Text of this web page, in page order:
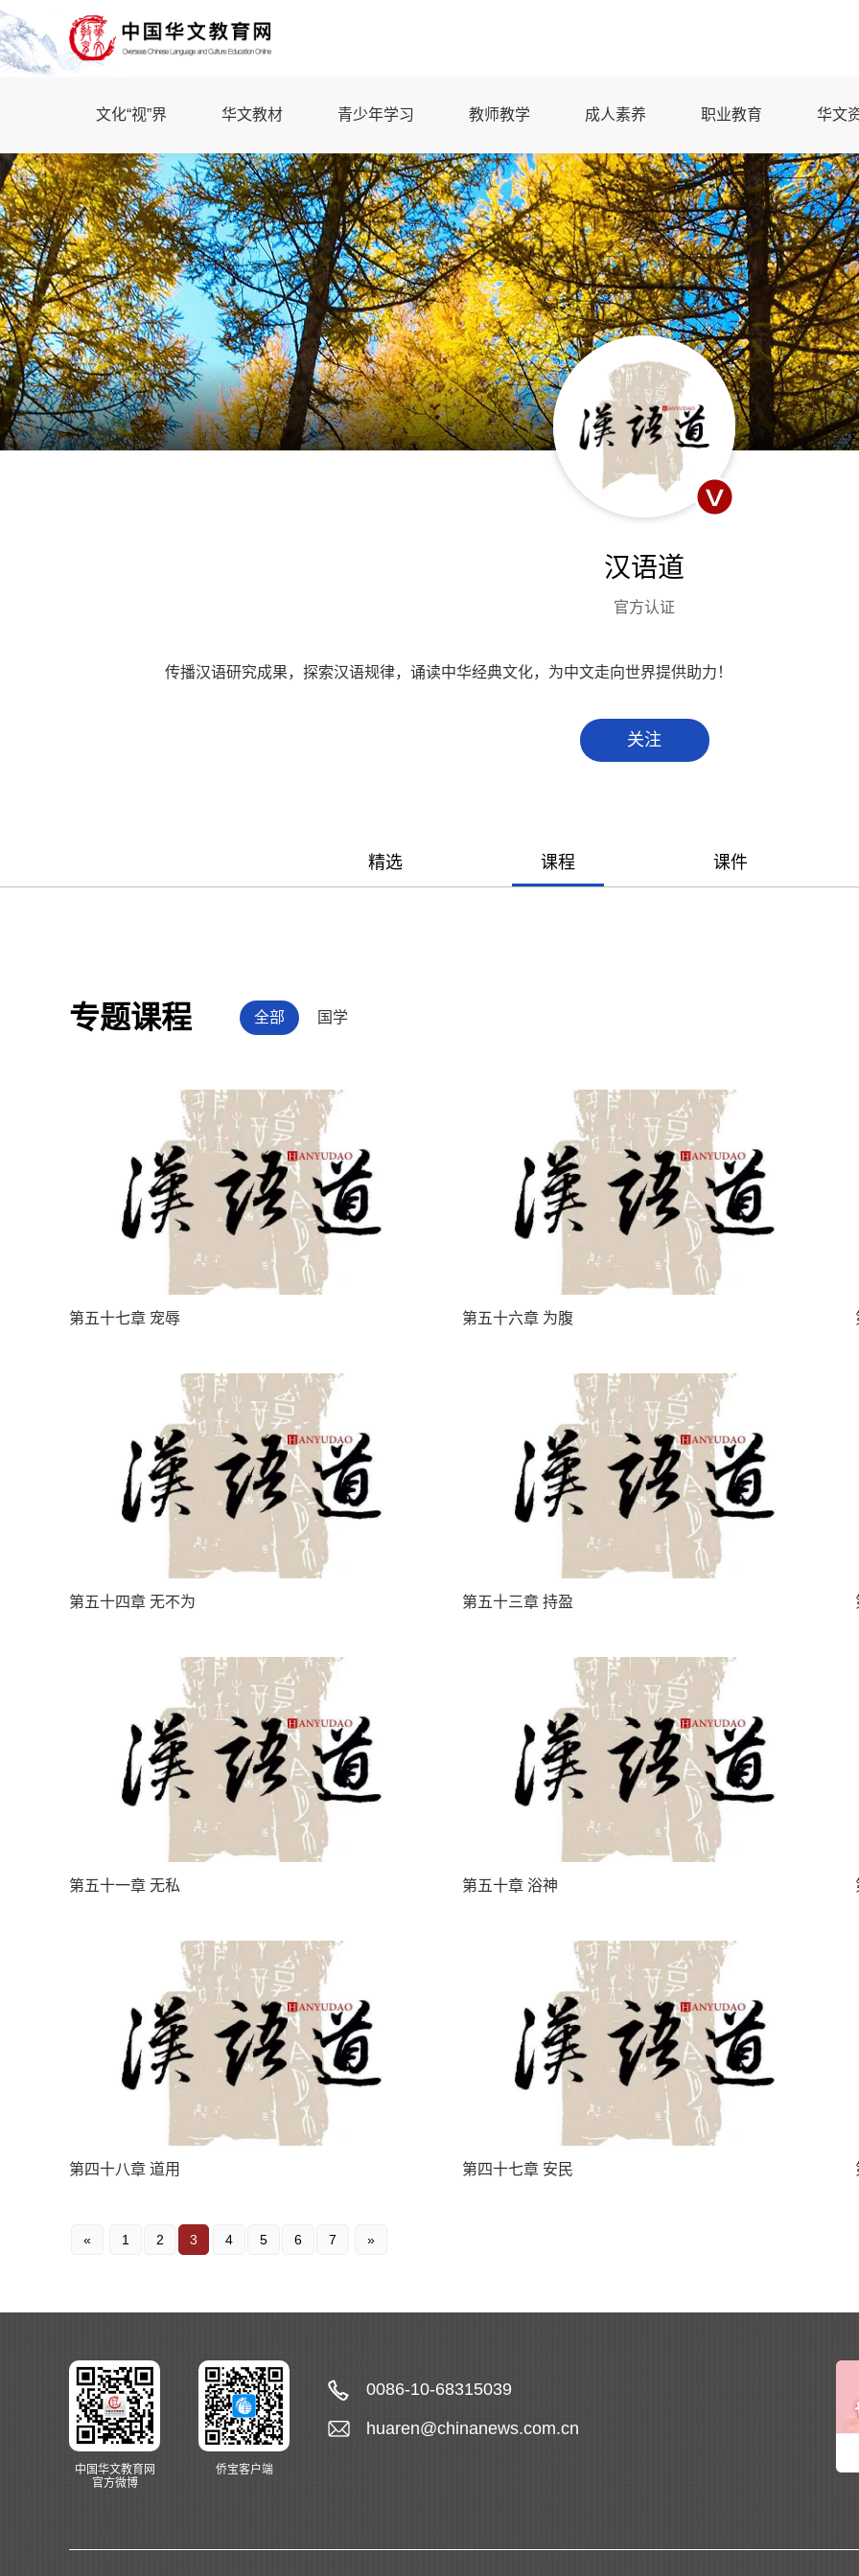
文化“视”界 华文教材 青少年学习 教师教学 成人素养 职业教育 华文
汉语道
官方认证
传播汉语研究成果，探索汉语规律，诵读中华经典文化，为中文走向世界提供助力！
关注
精选 课程 课件
专题课程 全部 国学
第五十七章 宠辱 第五十六章 为腹
第五十四章 无不为 第五十三章 持盈
第五十一章 无私 第五十章 浴神
第四十八章 道用 第四十七章 安民
« 1 2 3 4 5 6 7 »
中国华文教育网
官方微博
侨宝客户端
0086-10-68315039
huaren@chinanews.com.cn